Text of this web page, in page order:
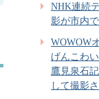
NHK連続
影が市内
WOWOW
げんこわ
鷹見泉石
して撮影